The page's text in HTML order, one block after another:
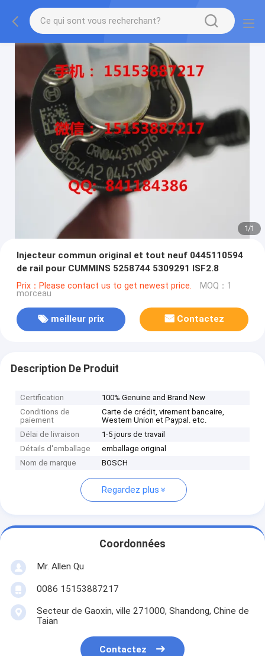
1/1
Injecteur commun original et tout neuf 0445110594
de rail pour CUMMINS 5258744 5309291 ISF2.8
Prix：Please contact us to get newest price. MOQ：1
morceau
meilleur prix Contactez
Description De Produit
Certification
100% Genuine and Brand New
Conditions de
paiement
Carte de crédit, virement bancaire,
Western Union et Paypal. etc.
Délai de livraison
1-5 jours de travail
Détails d'emballage
emballage original
Nom de marque
BOSCH
Regardez plus
Coordonnées
Mr. Allen Qu
0086 15153887217
Secteur de Gaoxin, ville 271000, Shandong, Chine de
Taian
Contactez